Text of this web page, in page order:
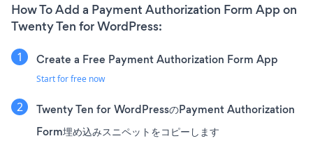
How To Add a Payment Authorization Form App on
Twenty Ten for WordPress:
Create a Free Payment Authorization Form App
Start for free now
Twenty Ten for WordPressのPayment Authorization
Form埋め込みスニペットをコピーします